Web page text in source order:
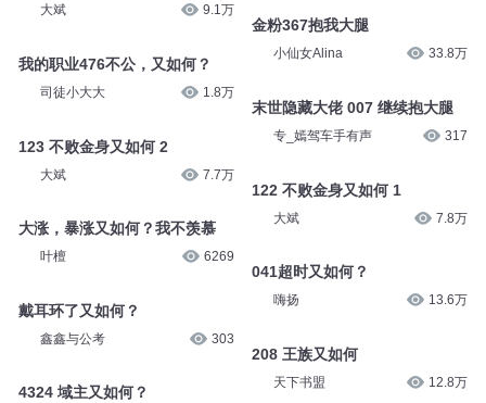
大斌 9.1万
我的职业476不公，又如何？
司徒小大大 1.8万
123 不败金身又如何 2
大斌 7.7万
大涨，暴涨又如何？我不羡慕
叶檀 6269
戴耳环了又如何？
鑫鑫与公考 303
4324 域主又如何？
金粉367抱我大腿
小仙女Alina 33.8万
末世隐藏大佬 007 继续抱大腿
专_嫣驾车手有声 317
122 不败金身又如何 1
大斌 7.8万
041超时又如何？
嗨扬 13.6万
208 王族又如何
天下书盟 12.8万